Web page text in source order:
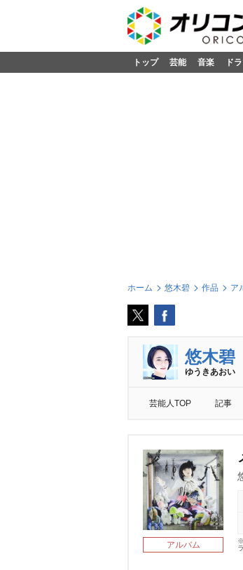
トップ 芸能 音楽 ド
ホーム 悠木碧 作品 ア
悠木碧
ゆうきあおい
芸能人TOP 記事
アルバム